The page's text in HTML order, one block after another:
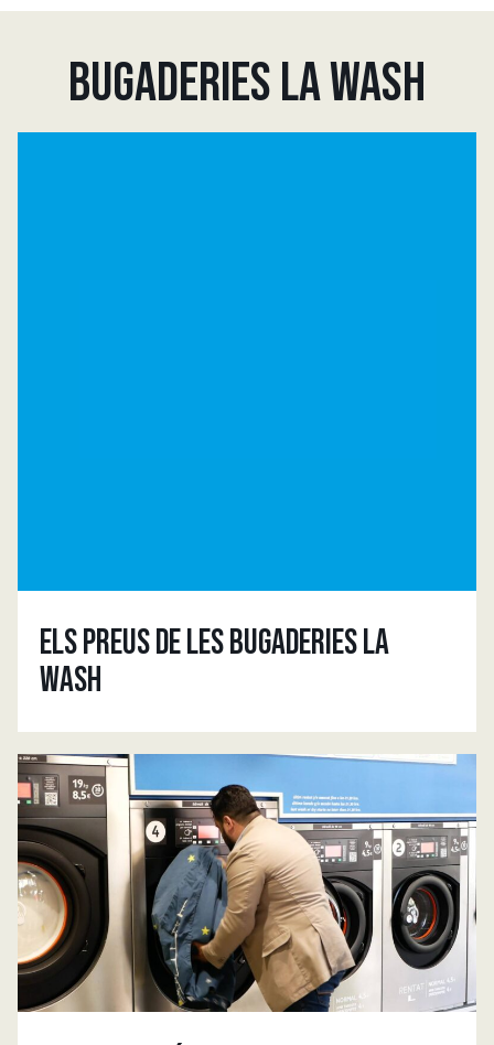
BUGADERIES LA WASH
ELS PREUS DE LES BUGADERIES LA
WASH